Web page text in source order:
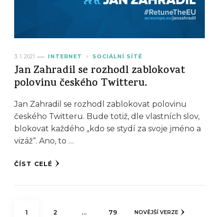
3. 1. 2021 INTERNET SOCIÁLNÍ SÍTĚ
Jan Zahradil se rozhodl zablokovat
polovinu českého Twitteru.
Jan Zahradil se rozhodl zablokovat polovinu
českého Twitteru. Bude totiž, dle vlastních slov,
blokovat každého „kdo se stydí za svoje jméno a
vizáž“. Ano, to …
ČÍST CELÉ
Stránkování
STRÁNKA
1 STRÁNKA
2 … STRÁNKA
79 NOVĚJŠÍ VERZE